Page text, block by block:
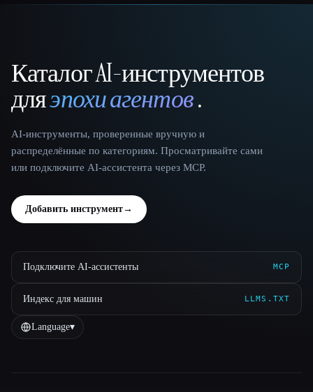
That AI Collection
Каталог AI-инструментов
дляэпохи агентов.
AI-инструменты, проверенные вручную и
распределённые по категориям. Просматривайте сами
или подключите AI-ассистента через MCP.
Добавить инструмент→
Подключите AI-ассистенты MCP
Индекс для машин LLMS.TXT
Language▾